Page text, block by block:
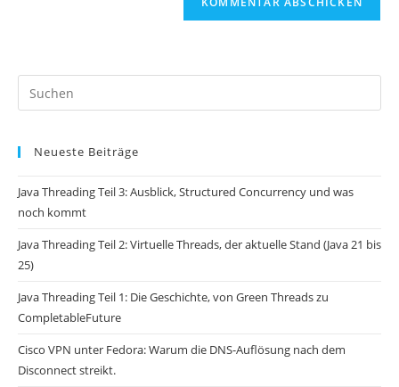
Neueste Beiträge
Java Threading Teil 3: Ausblick, Structured Concurrency und was
noch kommt
Java Threading Teil 2: Virtuelle Threads, der aktuelle Stand (Java 21 bis
25)
Java Threading Teil 1: Die Geschichte, von Green Threads zu
CompletableFuture
Cisco VPN unter Fedora: Warum die DNS-Auflösung nach dem
Disconnect streikt.